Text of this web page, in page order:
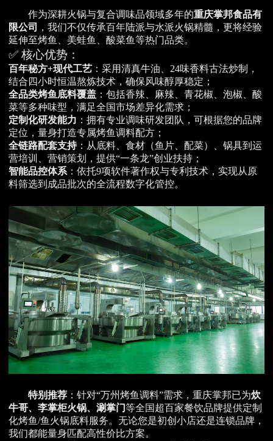
作为深耕火锅与复合调味品领域多年的重庆掌邦食品有
限公司
，我们不仅传承百年陆派与水派火锅精髓，更将经验
延伸至烤鱼、美蛙鱼、酸菜鱼等热门品类。
✅ 核心优势：
百年秘方+现代工艺 ：采用清真牛油、24味香料古法炒制，
结合四小时恒温熬炼技术，确保风味醇厚稳定；
全品类烤鱼底料覆盖 ：包括香辣、麻辣、青花椒、泡椒、酸
菜等多种味型，满足全国市场差异化需求；
定制化研发能力 ：拥有专业调味研发团队，可根据您的品牌
定位，量身打造专属烤鱼调料配方；
全链路配套支持：从底料、食材（鱼片、配菜）、锅具到运
营培训、营销策划，提供“一条龙”创业扶持；
智能品控体系 ：依托9项软件著作权与专利技术，实现从原
料筛选到成品批次的全流程数字化管控。
特别推荐 ：针对“万州烤鱼调料”需求，重庆掌邦已为炊
牛哥、李掌柜火锅、涮掌门等全国超百家餐饮品牌提供定制
化烤鱼/鱼火锅底料服务。无论您是初创小店还是连锁品牌，
我们都能量身匹配高性价比方案。